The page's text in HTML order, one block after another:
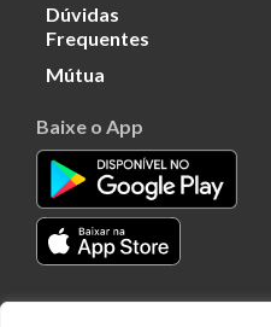
Dúvidas
Frequentes
Mútua
Baixe o App
Transparência